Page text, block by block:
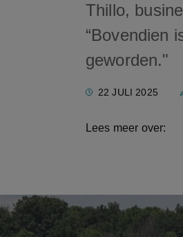
Thillo,
“Bovendien
geworden."
22 JULI 2025
Lees meer over: